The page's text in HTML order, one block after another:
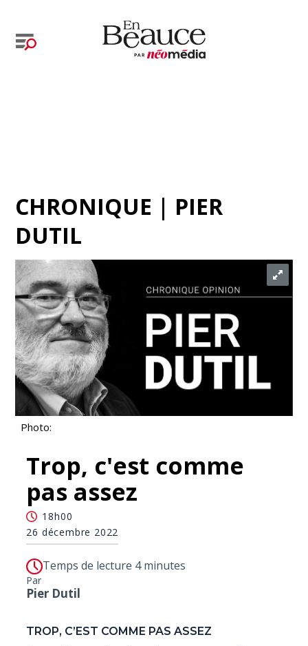
CHRONIQUE | PIER
DUTIL
Photo:
Trop, c'est comme
pas assez
18h00
26 décembre 2022
Temps de lecture 4 minutes
Par
Pier Dutil
TROP, C’EST COMME PAS ASSEZ